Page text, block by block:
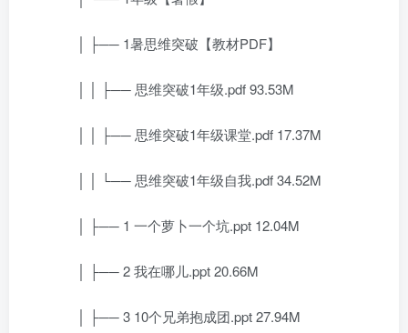
│ ├── 1暑思维突破【教材PDF】
│ │ ├── 思维突破1年级.pdf 93.53M
│ │ ├── 思维突破1年级课堂.pdf 17.37M
│ │ └── 思维突破1年级自我.pdf 34.52M
│ ├── 1 一个萝卜一个坑.ppt 12.04M
│ ├── 2 我在哪儿.ppt 20.66M
│ ├── 3 10个兄弟抱成团.ppt 27.94M